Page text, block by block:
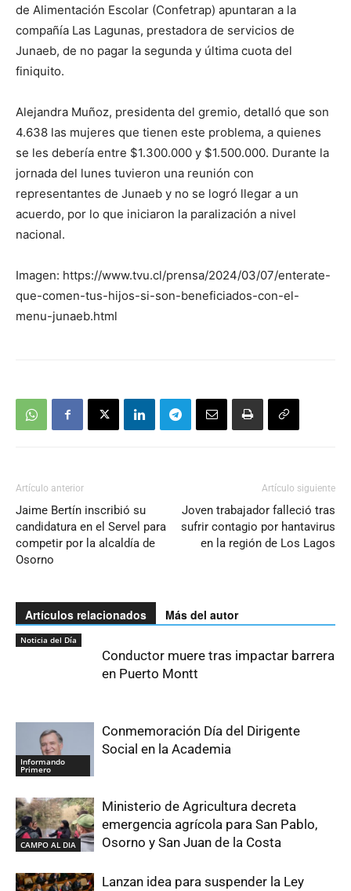
de Alimentación Escolar (Confetrap) apuntaran a la
compañía Las Lagunas, prestadora de servicios de
Junaeb, de no pagar la segunda y última cuota del
finiquito.
Alejandra Muñoz, presidenta del gremio, detalló que son
4.638 las mujeres que tienen este problema, a quienes
se les debería entre $1.300.000 y $1.500.000. Durante la
jornada del lunes tuvieron una reunión con
representantes de Junaeb y no se logró llegar a un
acuerdo, por lo que iniciaron la paralización a nivel
nacional.
Imagen: https://www.tvu.cl/prensa/2024/03/07/enterate-
que-comen-tus-hijos-si-son-beneficiados-con-el-
menu-junaeb.html
Artículo anterior
Jaime Bertín inscribió su
candidatura en el Servel para
competir por la alcaldía de
Osorno
Artículo siguiente
Joven trabajador falleció tras
sufrir contagio por hantavirus
en la región de Los Lagos
Artículos relacionados Más del autor
Noticia del Día
Conductor muere tras impactar barrera
en Puerto Montt
Informando
Primero
Conmemoración Día del Dirigente
Social en la Academia
CAMPO AL DIA
Ministerio de Agricultura decreta
emergencia agrícola para San Pablo,
Osorno y San Juan de la Costa
Lanzan idea para suspender la Ley